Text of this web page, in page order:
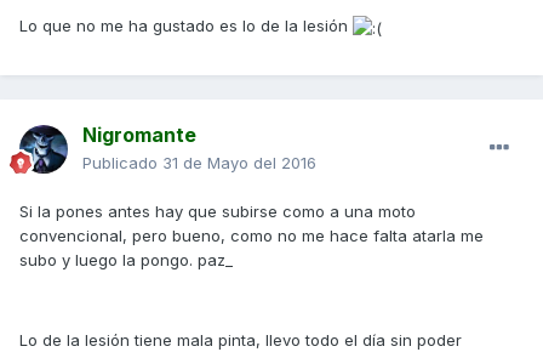
Lo que no me ha gustado es lo de la lesión
Nigromante
Publicado 31 de Mayo del 2016
Si la pones antes hay que subirse como a una moto
convencional, pero bueno, como no me hace falta atarla me
subo y luego la pongo. paz_
Lo de la lesión tiene mala pinta, llevo todo el día sin poder